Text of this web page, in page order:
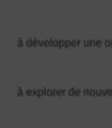
à développer une
à explorer de